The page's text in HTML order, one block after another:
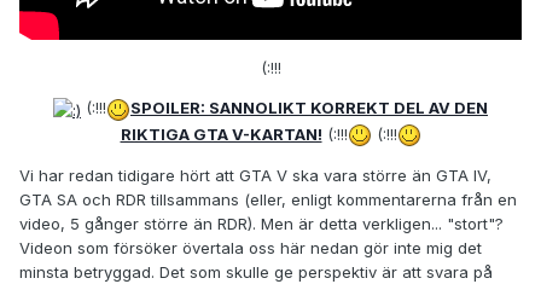
(:!!!
(:!!!
SPOILER: SANNOLIKT KORREKT DEL AV DEN
RIKTIGA GTA V-KARTAN! (:!!! (:!!!
Vi har redan tidigare hört att GTA V ska vara större än GTA IV,
GTA SA och RDR tillsammans (eller, enligt kommentarerna från en
video, 5 gånger större än RDR). Men är detta verkligen... "stort"?
Videon som försöker övertala oss här nedan gör inte mig det
minsta betryggad. Det som skulle ge perspektiv är att svara på